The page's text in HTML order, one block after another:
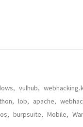
vulhub,
lob, apache,
burpsuite, Mobile,